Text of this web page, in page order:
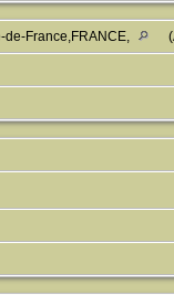
France,FRANCE,